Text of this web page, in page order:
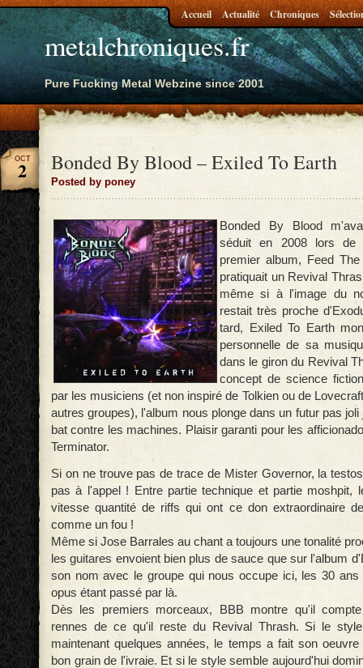
metalchroniques.fr
Pure Fucking Metal Webzine since 2001
Accueil Actualité Chroniques
Bonded By Blood – Exiled To Earth
Posted by poney
OCT
2
Bonded By Blood
séduit en 2008 lors
premier album, Feed
pratiquait un Revival
même si à l'image du
restait très proche
tard, Exiled To Earth
personnelle de sa
dans le giron du Revival
concept de science
par les musiciens (et non inspiré de Tolkien ou de
autres groupes), l'album nous plonge dans un futur pas
bat contre les machines. Plaisir garanti pour les
Terminator.
Si on ne trouve pas de trace de Mister Governor, la
pas à l'appel ! Entre partie technique et partie moshpit,
vitesse quantité de riffs qui ont ce don extraordinaire
comme un fou !
Même si Jose Barrales au chant a toujours une tonalité
les guitares envoient bien plus de sauce que sur l'album
son nom avec le groupe qui nous occupe ici, les 30 ans
opus étant passé par là.
Dès les premiers morceaux, BBB montre qu'il
rennes de ce qu'il reste du Revival Thrash. Si le
maintenant quelques années, le temps a fait son
bon grain de l'ivraie. Et si le style semble aujourd'hui